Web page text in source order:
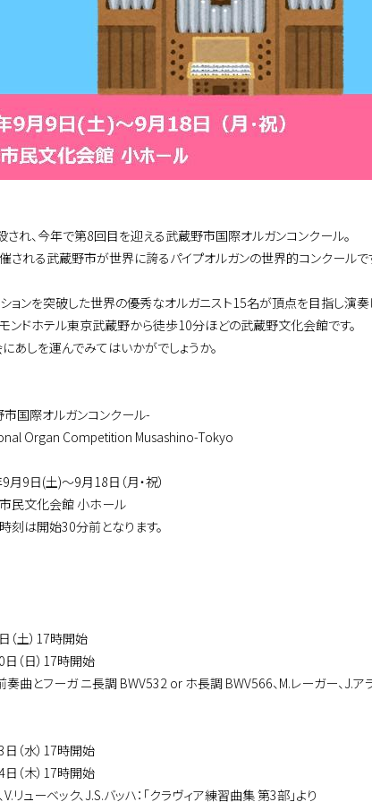
れ、今年で第8回目を迎える武蔵野市国際オルガンコンクール。
される武蔵野市が世界に誇るパイプオルガンの世界的コンクールで
ョンを突破した世界の優秀なオルガニスト15名が頂点を目指し演奏
ンドホテル東京武蔵野から徒歩10分ほどの武蔵野文化会館です。
あしを運んでみてはいかがでしょうか。
国際オルガンコンクール-
Organ Competition Musashino-Tokyo
月9日(土)～9月18日（月・祝）
民文化会館 小ホール
刻は開始30分前となります。
（土）17時開始
（日）17時開始
前奏曲とフーガ ニ長調 BWV532 or ホ長調 BWV566、M.レーガー、J.ア
（水）17時開始
（木）17時開始
V.リューベック、J.S.バッハ：「クラヴィア練習曲集 第3部」より